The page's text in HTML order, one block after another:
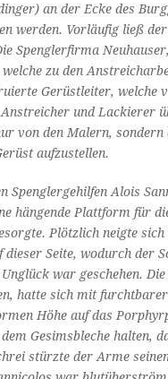
an der Ecke des
werden. Vor­läufig ließ
Spenglerfirma
zu den
Gerüstleiter, welche
und Lackierer
von den Malern, sondern
aufzustellen.
Spenglergehilfen Alois
hängende Plattform für
Plötzlich neigte
dieser Seite, wodurch
war geschehen.
hatte sich mit
Höhe auf das
Gesimsbleche halten,
stürzte der Arme